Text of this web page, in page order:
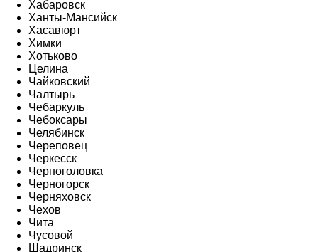
Хабаровск
Ханты-Мансийск
Хасавюрт
Химки
Хотьково
Целина
Чайковский
Чалтырь
Чебаркуль
Чебоксары
Челябинск
Череповец
Черкесск
Черноголовка
Черногорск
Черняховск
Чехов
Чита
Чусовой
Шадринск